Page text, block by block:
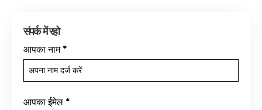
संपर्क में रहो
आपका नाम *
आपका ईमेल *